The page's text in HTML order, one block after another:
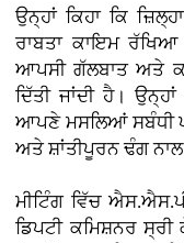
ਉਨ੍ਹਾਂ ਕਿਹਾ ਕਿ
ਰਾਬਤਾ ਕਾਇਮ
ਆਪਸੀ ਗੱਲਬਾਤ ਅਤੇ
ਦਿੱਤੀ ਜਾਂਦੀ ਹੈ।
ਆਪਣੇ ਮਸਲਿਆਂ ਸਬੰਧੀ
ਅਤੇ ਸ਼ਾਂਤੀਪੂਰਨ ਢੰਗ
ਮੀਟਿੰਗ ਵਿੱਚ
ਡਿਪਟੀ ਕਮਿਸ਼ਨਰ